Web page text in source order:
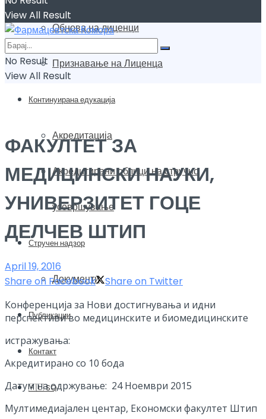
Обнова на лиценци
Признавање на Лиценца
Континуирана едукација
Акредитација
Акредитирани облици на стручно
усовршување
Стручен надзор
Документи
Публикации
Контакт
🇦🇱 SQ
View All Result
No Result
View All Result
ФАКУЛТЕТ ЗА
МЕДИЦИНСКИ НАУКИ,
УНИВЕРЗИТЕТ ГОЦЕ
ДЕЛЧЕВ ШТИП
April 19, 2016
Share on Facebook
Share on Twitter
Конференција за Нови достигнувања и идни
перспективи во медицинските и биомедицинските
истражувања:
Акредитирано со 10 бода
Датум на одржување: 24 Ноември 2015
Мултимедиајален центар, Економски факултет Штип